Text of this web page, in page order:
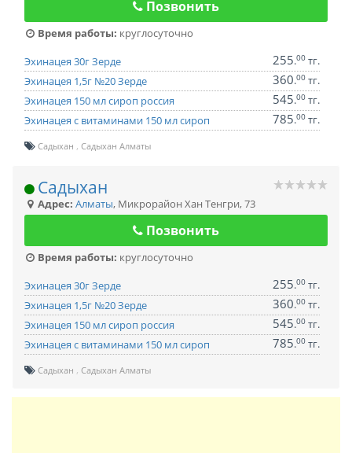
Позвонить
Время работы: круглосуточно
Эхинацея 30г Зерде
255.00 тг.
Эхинацея 1,5г №20 Зерде
360.00 тг.
Эхинацея 150 мл сироп россия
545.00 тг.
Эхинацея с витаминами 150 мл сироп
785.00 тг.
Садыхан Садыхан Алматы
Садыхан
Адрес: Алматы, Микрорайон Хан Тенгри, 73
Позвонить
Время работы: круглосуточно
Эхинацея 30г Зерде
255.00 тг.
Эхинацея 1,5г №20 Зерде
360.00 тг.
Эхинацея 150 мл сироп россия
545.00 тг.
Эхинацея с витаминами 150 мл сироп
785.00 тг.
Садыхан Садыхан Алматы